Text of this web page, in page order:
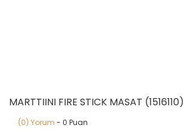
MARTTIINI FIRE STICK MASAT (1516110)
(0) Yorum - 0 Puan